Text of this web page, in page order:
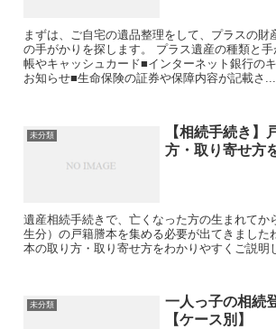
まずは、ご自宅の遺品整理をして、プラスの財
の手がかりを探します。 プラス遺産の種類と
帳やキャッシュカード■インターネット銀行の
お知らせ■生命保険の証券や保障内容が記載さ...
未分類
【相続手続き】
方・取り寄せ方
遺産相続手続きで、亡くなった方の生まれてか
生分）の戸籍謄本を集める必要が出てきました
本の取り方・取り寄せ方をわかりやすくご説明
未分類
一人っ子の相続
【ケース別】